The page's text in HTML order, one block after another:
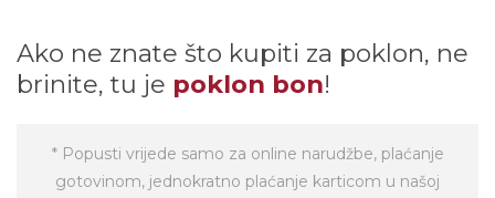
Ako ne znate što kupiti za poklon, ne
brinite, tu je poklon bon!
* Popusti vrijede samo za online narudžbe, plaćanje
gotovinom, jednokratno plaćanje karticom u našoj